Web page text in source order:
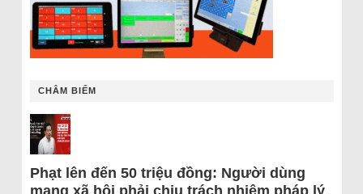
CHÂM BIẾM
Phạt lên đến 50 triệu đồng: Người dùng